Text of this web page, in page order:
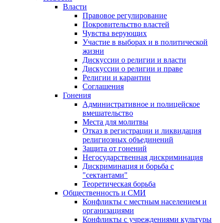
Власти
Правовое регулирование
Покровительство властей
Чувства верующих
Участие в выборах и в политической
жизни
Дискуссии о религии и власти
Дискуссии о религии и праве
Религии и карантин
Соглашения
Гонения
Административное и полицейское
вмешательство
Места для молитвы
Отказ в регистрации и ликвидация
религиозных объединений
Защита от гонений
Негосударственная дискриминация
Дискриминация и борьба с
"сектантами"
Теоретическая борьба
Общественность и СМИ
Конфликты с местным населением и
организациями
Конфликты с учреждениями культуры